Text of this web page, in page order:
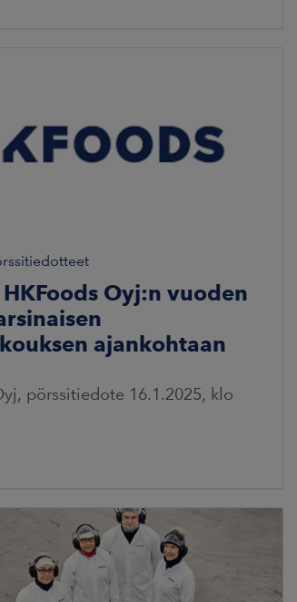
Oyj:n vuoden
ajankohtaan
pörssitiedote 16.1.2025, klo